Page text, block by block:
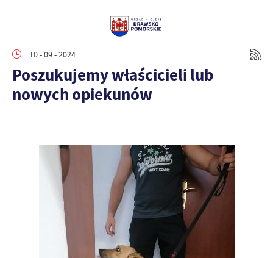
10 - 09 - 2024
Poszukujemy właścicieli lub
nowych opiekunów